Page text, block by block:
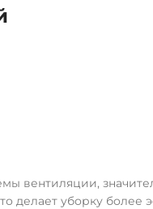
вентиляции,
делает уборку более